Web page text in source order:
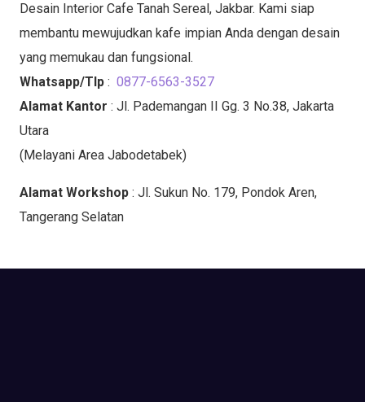
Desain Interior Cafe Tanah Sereal, Jakbar. Kami siap
membantu mewujudkan kafe impian Anda dengan desain
yang memukau dan fungsional.
Whatsapp/Tlp : 0877-6563-3527
Alamat Kantor : Jl. Pademangan II Gg. 3 No.38, Jakarta
Utara
(Melayani Area Jabodetabek)
Alamat Workshop : Jl. Sukun No. 179, Pondok Aren,
Tangerang Selatan